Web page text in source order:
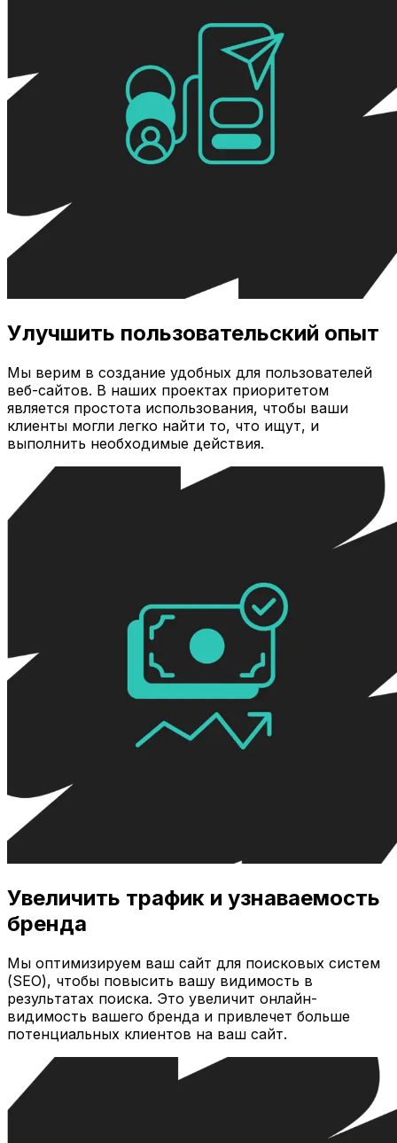
Улучшить пользовательский опыт
Мы верим в создание удобных для пользователей
веб-сайтов. В наших проектах приоритетом
является простота использования, чтобы ваши
клиенты могли легко найти то, что ищут, и
выполнить необходимые действия.
Увеличить трафик и узнаваемость
бренда
Мы оптимизируем ваш сайт для поисковых систем
(SEO), чтобы повысить вашу видимость в
результатах поиска. Это увеличит онлайн-
видимость вашего бренда и привлечет больше
потенциальных клиентов на ваш сайт.